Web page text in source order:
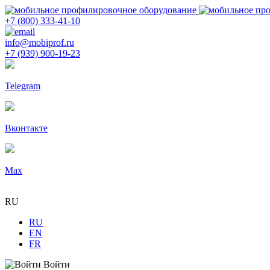
+7 (800) 333-41-10
info@mobiprof.ru
+7 (939) 900-19-23
Telegram
Вконтакте
Max
RU
RU
EN
FR
Войти